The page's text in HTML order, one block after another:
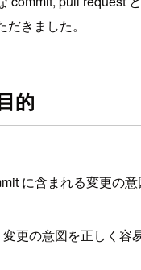
きました。
的
に含まれる変更の意
更の意図を正しく容